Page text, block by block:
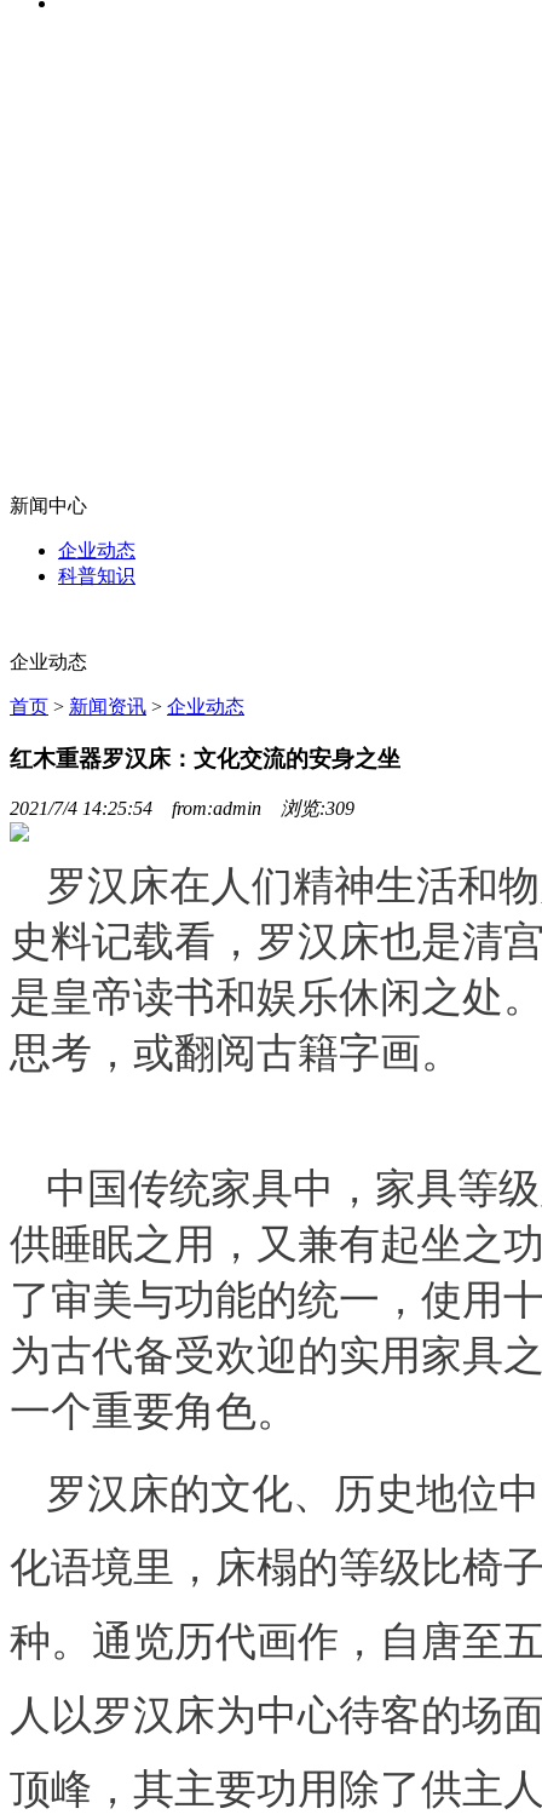
新闻中心
企业动态
科普知识
企业动态
首页 > 新闻资讯 > 企业动态
红木重器罗汉床：文化交流的安身之坐
2021/7/4 14:25:54 from:admin 浏览:309
罗汉床在人们精神生活和
史料记载看，罗汉床也是清
是皇帝读书和娱乐休闲之处
思考，或翻阅古籍字画。
中国传统家具中，家具等
供睡眠之用，又兼有起坐之
了审美与功能的统一，使用
为古代备受欢迎的实用家具
一个重要角色。
罗汉床的文化、历史地位
化语境里，床榻的等级比椅
种。通览历代画作，自唐至
人以罗汉床为中心待客的场
顶峰，其主要功用除了供主